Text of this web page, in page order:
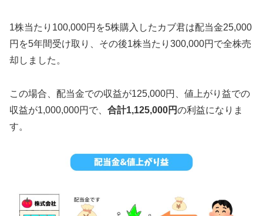
1株当たり100,000円を5株購入したカブ君は配当金25,000
円を5年間受け取り、その後1株当たり300,000円で全株売
却しました。
この場合、配当金での収益が125,000円、値上がり益での
収益が1,000,000円で、 合計1,125,000円の利益になりま
す。